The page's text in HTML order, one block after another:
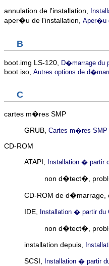
annulation de l'installation,
aper�u de l'installation, Aper�u
B
boot.img LS-120, D�marrage du
boot.iso, Autres options de
C
cartes m�res SMP
GRUB, Cartes m�res SMP
CD-ROM
ATAPI,
Installation � partir
non d�tect�,
CD-ROM de
IDE,
Installation � partir du
non d�tect�,
installation depuis,
SCSI, Installation � partir